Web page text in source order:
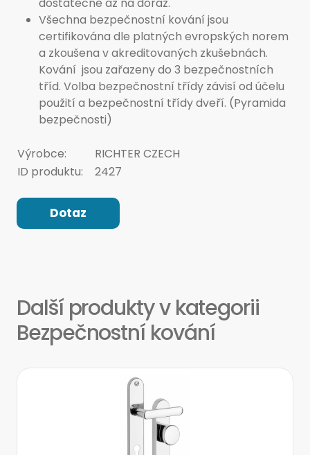
Všechna bezpečnostní kování jsou
certifikována dle platných evropských norem
a zkoušena v akreditovaných zkušebnách.
Kování jsou zařazeny do 3 bezpečnostních
tříd. Volba bezpečnostní třídy závisí od účelu
použití a bezpečnostní třídy dveří. (Pyramida
bezpečnosti)
Výrobce:
RICHTER CZECH
ID produktu:
2427
Dotaz
Další produkty v kategorii
Bezpečnostní kování